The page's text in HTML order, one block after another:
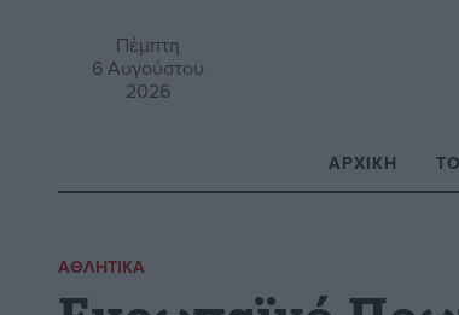
Πέμπτη
6 Αυγούστου
2026
ΑΡΧΙΚΉ
ΑΘΛΗΤΙΚΆ